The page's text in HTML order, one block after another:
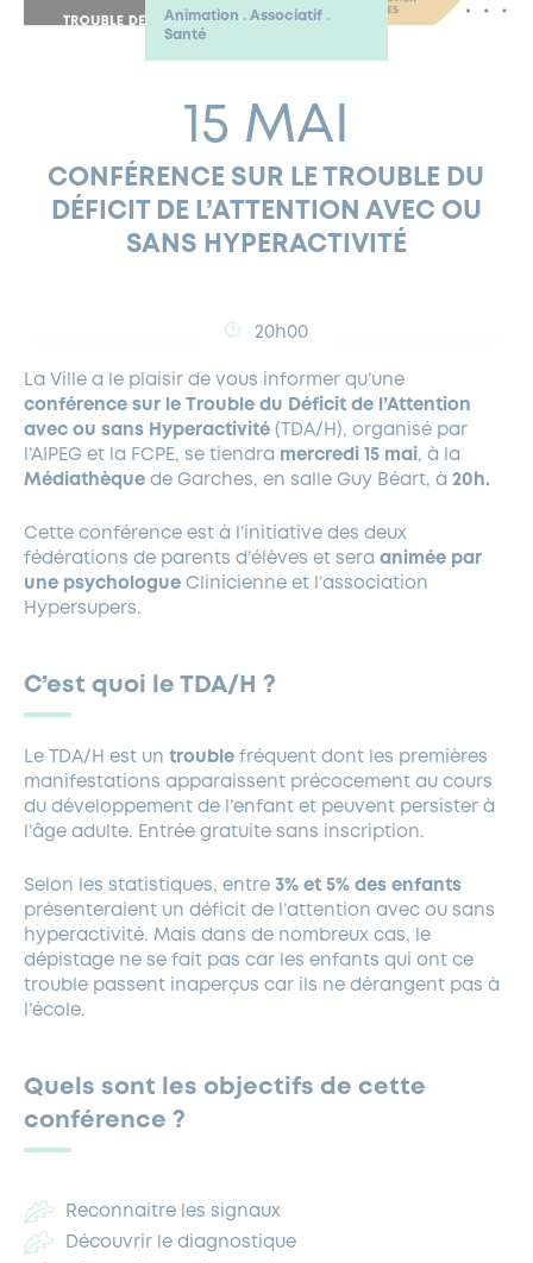
GÉRER MES DÉCHETS
EAU POTABLE ET ASSAINISSEMENT
DÉCLARATION DE CATASTROPHE NATURELLE
NOUVEAUX ARRIVANTS
LOCATION DE SALLES
LA MAISON D’AGLAÉ
INFORMATIONS PRATIQUES
INFORMATIONS PRATIQUES
VIE ÉCONOMIQUE
ESPACE COMMERÇANTS
MIEUX CONSOMMER
SUBVENTIONS
FERMETURES EXCEPTIONNELLES
COMMUNICATIONS ADMINISTRATIVES
PANNEAUX D’AFFICHAGE LIBRE
PARTENAIRES INSTITUTIONNELS
GRÖBENZELL
LE BEGM THÉTIS
BUDGET PARTICIPATIF
ANCIENS COMBATTANTS ET MÉMOIRE
DÉVELOPPEMENT DURABLE
ÉCONOMIES D’ÉNERGIE
DEMANDE D’ABATTAGE
PARTENAIRES SOCIAUX
ANNÉE ANDRÉ MALRAUX À GARCHES 2026-2027
FONDS CULTUREL DE L’ERMITAGE
Animation
Associatif
Santé
15 MAI
CONFÉRENCE SUR LE TROUBLE DU
DÉFICIT DE L’ATTENTION AVEC OU
SANS HYPERACTIVITÉ
20h00
La Ville a le plaisir de vous informer qu’une
conférence sur le Trouble du Déficit de l’Attention
avec ou sans Hyperactivité (TDA/H), organisé par
l’AIPEG et la FCPE, se tiendra mercredi 15 mai, à la
Médiathèque de Garches, en salle Guy Béart, à 20h.
Cette conférence est à l’initiative des deux
fédérations de parents d’élèves et sera animée par
une psychologue Clinicienne et l’association
Hypersupers.
C’est quoi le TDA/H ?
Le TDA/H est un trouble fréquent dont les premières
manifestations apparaissent précocement au cours
du développement de l’enfant et peuvent persister à
l’âge adulte. Entrée gratuite sans inscription.
Selon les statistiques, entre 3% et 5% des enfants
présenteraient un déficit de l’attention avec ou sans
hyperactivité. Mais dans de nombreux cas, le
dépistage ne se fait pas car les enfants qui ont ce
trouble passent inaperçus car ils ne dérangent pas à
l’école.
Quels sont les objectifs de cette
conférence ?
Reconnaitre les signaux
Découvrir le diagnostique